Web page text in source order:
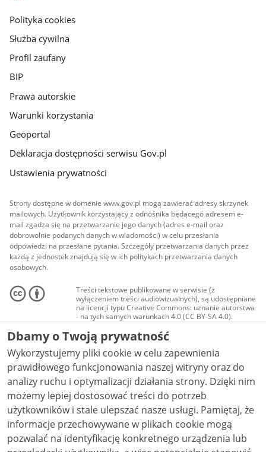
gov.pl
Polityka cookies
Służba cywilna
Profil zaufany
BIP
Prawa autorskie
Warunki korzystania
Geoportal
Deklaracja dostępności serwisu Gov.pl
Ustawienia prywatności
Strony dostępne w domenie www.gov.pl mogą zawierać adresy skrzynek
mailowych. Użytkownik korzystający z odnośnika będącego adresem e-
mail zgadza się na przetwarzanie jego danych (adres e-mail oraz
dobrowolnie podanych danych w wiadomości) w celu przesłania
odpowiedzi na przesłane pytania. Szczegóły przetwarzania danych przez
każdą z jednostek znajdują się w ich politykach przetwarzania danych
osobowych.
Treści tekstowe publikowane w serwisie (z
wyłączeniem treści audiowizualnych), są udostępniane
na licencji typu Creative Commons: uznanie autorstwa
- na tych samych warunkach 4.0 (CC BY-SA 4.0).
Materiały audiowizualne, w tym zdjęcia, materiały
audio i wideo, są udostępniane na licencji typu
Creative Commons: uznanie autorstwa użycie
niekomercyjne - bez utworów zależnych 4.0 (CC BY-
NC-ND 4.0), o ile nie jest to stwierdzone inaczej.
Dbamy o Twoją prywatność
Wykorzystujemy pliki cookie w celu zapewnienia
prawidłowego funkcjonowania naszej witryny oraz do
analizy ruchu i optymalizacji działania strony. Dzięki nim
możemy lepiej dostosować treści do potrzeb
użytkowników i stale ulepszać nasze usługi. Pamiętaj, że
informacje przechowywane w plikach cookie mogą
pozwalać na identyfikację konkretnego urządzenia lub